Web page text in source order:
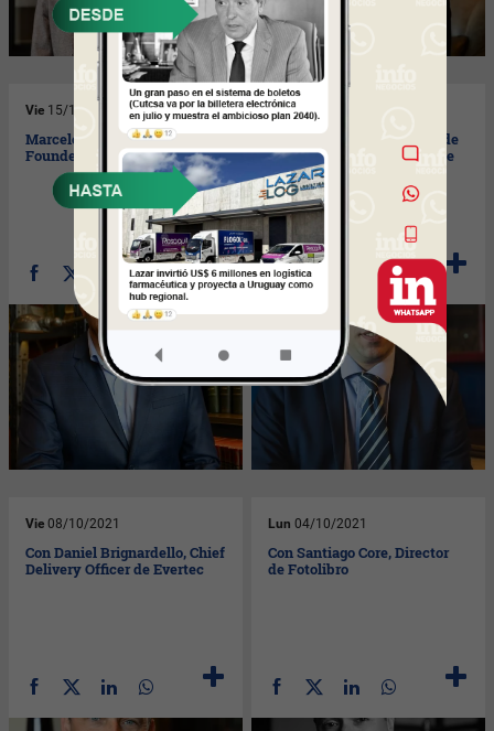
Vie 15/10/2021
Marcelo Del Castillo, CEO
Founder de Grupo MIL
Lun11/10/2021
Con Martin Tanco Decano de
la Facultad de Ingeniería de
la Universidad de
Montevideo
Vie 08/10/2021
Con Daniel Brignardello, Chief
Delivery Officer de Evertec
Lun 04/10/2021
Con Santiago Core, Director
de Fotolibro